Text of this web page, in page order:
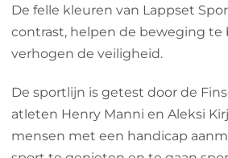
De felle kleuren van Lappset
contrast, helpen de beweging te
verhogen de veiligheid.
De sportlijn is getest door de
atleten Henry Manni en Aleksi
mensen met een handicap